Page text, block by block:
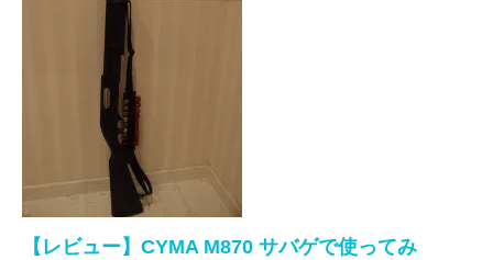
【レビュー】CYMA M870 サバゲで使ってみ